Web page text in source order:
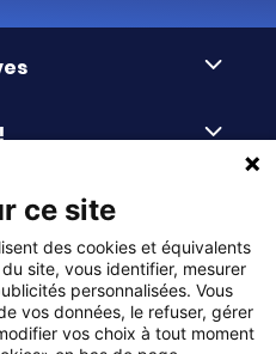
ce site
des cookies et équivalents
site, vous identifier, mesurer
personnalisées. Vous
vos données, le refuser, gérer
vos choix à tout moment